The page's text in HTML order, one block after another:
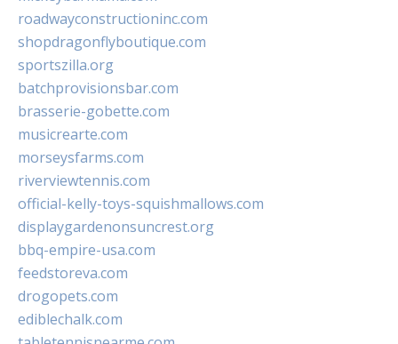
roadwayconstructioninc.com
shopdragonflyboutique.com
sportszilla.org
batchprovisionsbar.com
brasserie-gobette.com
musicrearte.com
morseysfarms.com
riverviewtennis.com
official-kelly-toys-squishmallows.com
displaygardenonsuncrest.org
bbq-empire-usa.com
feedstoreva.com
drogopets.com
ediblechalk.com